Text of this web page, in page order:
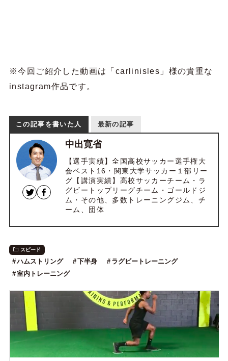
※今回ご紹介した動画は「carlinisles」様の貴重な
instagram作品です。
この記事を書いた人 最新の記事
中出寛省
【選手実績】全国高校サッカー選手権大
会ベスト16・関東大学サッカー１部リー
グ【講演実績】高校サッカーチーム・ラ
グビートップリーグチーム・ゴールドジ
ム・その他、多数トレーニングジム、チ
ーム、団体
スピード
ハムストリング 下半身
ラグビートレーニング
室内トレーニング